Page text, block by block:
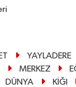
YAYLADERE
MERKEZ
DÜNYA KİĞI